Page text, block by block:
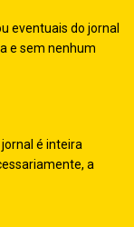
eventuais do jornal
e sem nenhum
é inteira
a